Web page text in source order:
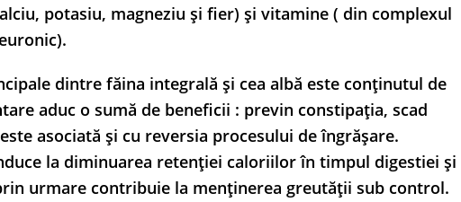
potasiu, magneziu și fier) și vitamine ( din complexul
dintre făina integrală și cea albă este conținutul de
aduc o sumă de beneficii : previn constipația, scad
asociată și cu reversia procesului de îngrășare.
la diminuarea retenției caloriilor în timpul digestiei și
urmare contribuie la menținerea greutății sub control.